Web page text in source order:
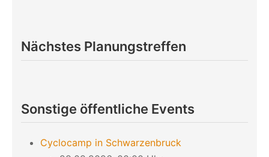
Nächstes Planungstreffen
Sonstige öffentliche Events
Cyclocamp in Schwarzenbruck